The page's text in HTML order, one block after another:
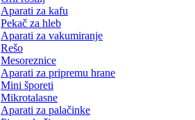
Aparati za kafu
Pekač za hleb
Aparati za vakumiranje
Rešo
Mesoreznice
Aparati za pripremu hrane
Mini šporeti
Mikrotalasne
Aparati za palačinke